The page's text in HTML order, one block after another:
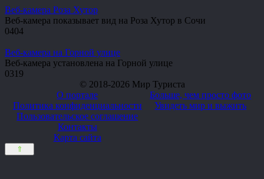
Веб-камера Роза Хутор
Веб-камера показывает вид на Роза Хутор в Сочи
0404
Веб-камера на Горной улице
Веб-камера установлена на Горной улице
0319
© 2018-2026 Мир Туриста
О портале
Политика конфиденциальности
Пользовательское соглашение
Контакты
Карта сайта
Больше, чем просто фото
Увидеть мир и выжить